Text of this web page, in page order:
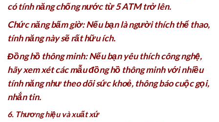
có tính năng chống nước từ 5 ATM trở lên.
Chức năng bấm giờ: Nếu bạn là người thích thể thao,
tính năng này sẽ rất hữu ích.
Đồng hồ thông minh: Nếu bạn yêu thích công nghệ,
hãy xem xét các mẫu đồng hồ thông minh với nhiều
tính năng như theo dõi sức khoẻ, thông báo cuộc gọi,
nhắn tin.
6. Thương hiệu và xuất xứ